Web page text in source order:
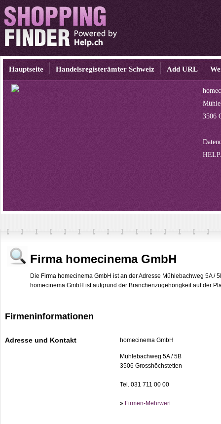
Hauptseite Handelsregisterämter Schweiz Add URL
3506
Firma homecinema GmbH
Die Firma homecinema GmbH ist an der Adresse Mühlebachweg 5A /
homecinema GmbH ist aufgrund der Branchenzugehörigkeit auf der
Firmeninformationen
Adresse und Kontakt homecinema GmbH
Mühlebachweg 5A / 5B
3506 Grosshöchstetten
Tel. 031 711 00 00
» Firmen-Mehrwert